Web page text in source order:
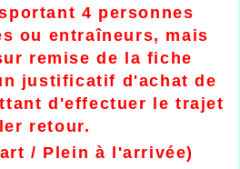
4 personnes
ou entraîneurs, mais
remise de la fiche
justificatif d'achat de
d'effectuer le trajet
retour.
/ Plein à l'arrivée)